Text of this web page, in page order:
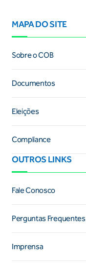
MAPA DO SITE
Sobre o COB
Documentos
Eleições
Compliance
OUTROS LINKS
Fale Conosco
Perguntas Frequentes
Imprensa